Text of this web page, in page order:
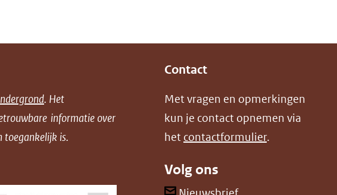
. Het
informatie over
toegankelijk is.
Contact
Met vragen en opmerkingen
kun je contact opnemen via
het contactformulier.
Volg ons